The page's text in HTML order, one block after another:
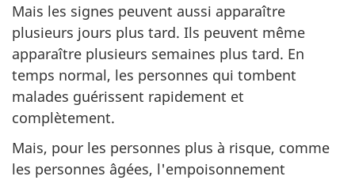
Mais les signes peuvent aussi apparaître
plusieurs jours plus tard. Ils peuvent même
apparaître plusieurs semaines plus tard. En
temps normal, les personnes qui tombent
malades guérissent rapidement et
complètement.
Mais, pour les personnes plus à risque, comme
les personnes âgées, l'empoisonnement